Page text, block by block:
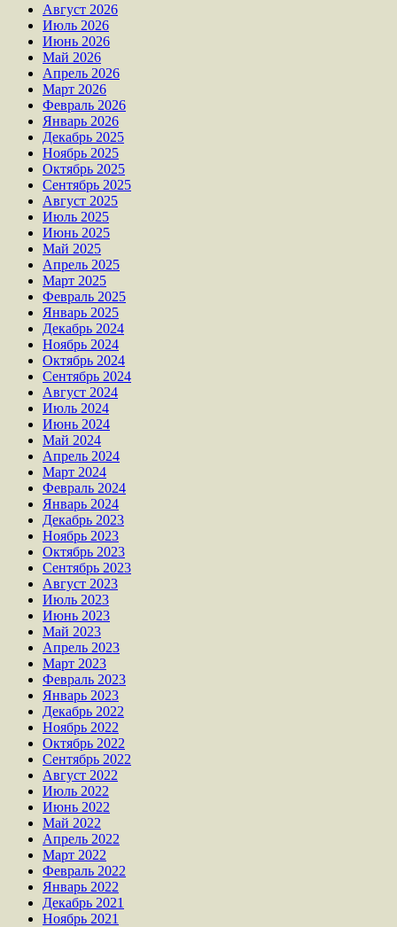
Август 2026
Июль 2026
Июнь 2026
Май 2026
Апрель 2026
Март 2026
Февраль 2026
Январь 2026
Декабрь 2025
Ноябрь 2025
Октябрь 2025
Сентябрь 2025
Август 2025
Июль 2025
Июнь 2025
Май 2025
Апрель 2025
Март 2025
Февраль 2025
Январь 2025
Декабрь 2024
Ноябрь 2024
Октябрь 2024
Сентябрь 2024
Август 2024
Июль 2024
Июнь 2024
Май 2024
Апрель 2024
Март 2024
Февраль 2024
Январь 2024
Декабрь 2023
Ноябрь 2023
Октябрь 2023
Сентябрь 2023
Август 2023
Июль 2023
Июнь 2023
Май 2023
Апрель 2023
Март 2023
Февраль 2023
Январь 2023
Декабрь 2022
Ноябрь 2022
Октябрь 2022
Сентябрь 2022
Август 2022
Июль 2022
Июнь 2022
Май 2022
Апрель 2022
Март 2022
Февраль 2022
Январь 2022
Декабрь 2021
Ноябрь 2021